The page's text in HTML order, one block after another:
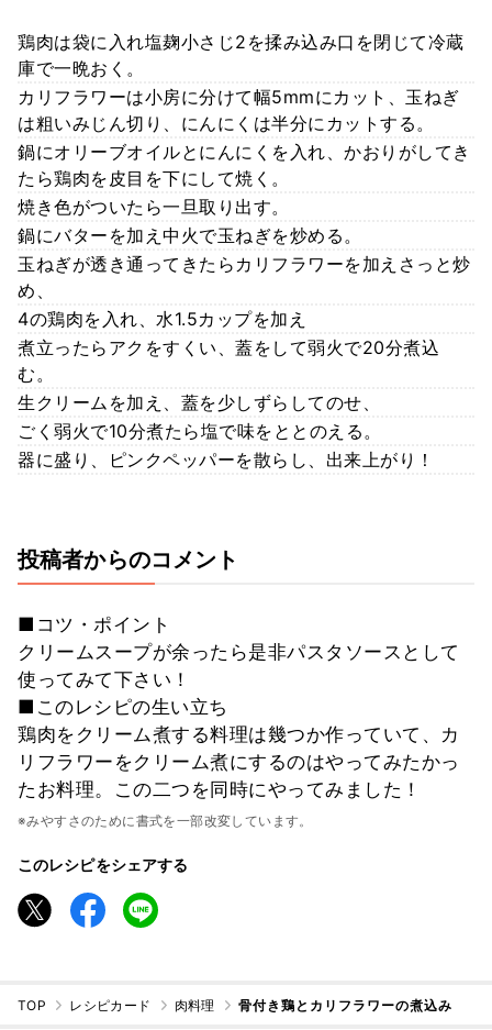
鶏肉は袋に入れ塩麹小さじ2を揉み込み口を閉じて冷蔵
庫で一晩おく。
カリフラワーは小房に分けて幅5mmにカット、玉ねぎ
は粗いみじん切り、にんにくは半分にカットする。
鍋にオリーブオイルとにんにくを入れ、かおりがしてき
たら鶏肉を皮目を下にして焼く。
焼き色がついたら一旦取り出す。
鍋にバターを加え中火で玉ねぎを炒める。
玉ねぎが透き通ってきたらカリフラワーを加えさっと炒
め、
4の鶏肉を入れ、水1.5カップを加え
煮立ったらアクをすくい、蓋をして弱火で20分煮込
む。
生クリームを加え、蓋を少しずらしてのせ、
ごく弱火で10分煮たら塩で味をととのえる。
器に盛り、ピンクペッパーを散らし、出来上がり！
投稿者からのコメント
■コツ・ポイント
クリームスープが余ったら是非パスタソースとして
使ってみて下さい！
■このレシピの生い立ち
鶏肉をクリーム煮する料理は幾つか作っていて、カ
リフラワーをクリーム煮にするのはやってみたかっ
たお料理。この二つを同時にやってみました！
※みやすさのために書式を一部改変しています。
このレシピをシェアする
TOP レシピカード 肉料理 骨付き鶏とカリフラワーの煮込み